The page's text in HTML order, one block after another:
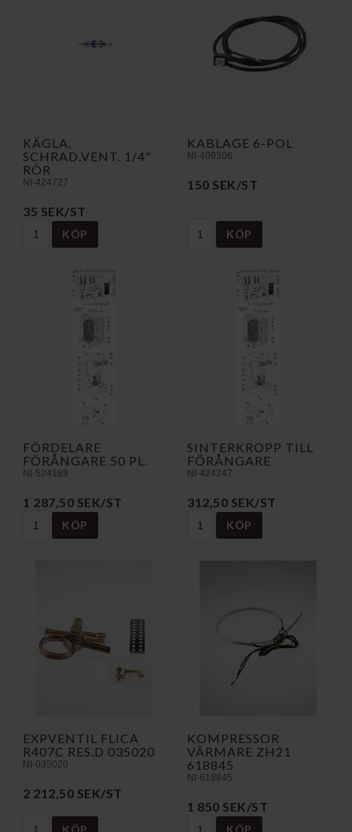
KÄGLA,
SCHRAD.VENT. 1/4"
RÖR
NI-424727
35 SEK/ST
KÖP
KABLAGE 6-POL
NI-409306
150 SEK/ST
KÖP
FÖRDELARE
FÖRÅNGARE 50 PL.
NI-524189
1 287,50 SEK/ST
KÖP
SINTERKROPP TILL
FÖRÅNGARE
NI-424247
312,50 SEK/ST
KÖP
EXPVENTIL FLICA
R407C RES.D 035020
NI-035020
2 212,50 SEK/ST
KÖP
KOMPRESSOR
VÄRMARE ZH21
618845
NI-618845
1 850 SEK/ST
KÖP